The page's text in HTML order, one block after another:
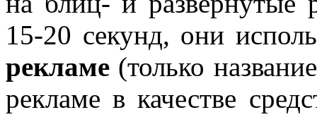
15-20 секунд, они
рекламе (только
рекламе в качестве